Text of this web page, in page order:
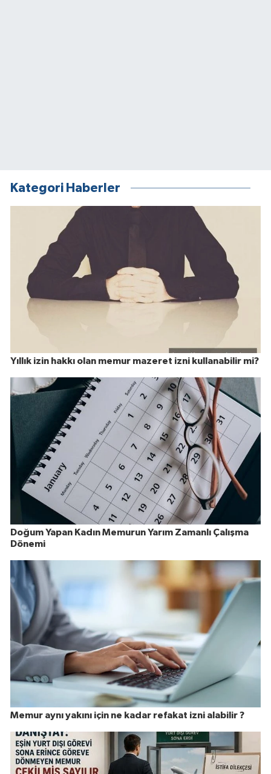
Kategori Haberler
Yıllık izin hakkı olan memur mazeret izni kullanabilir mi?
Doğum Yapan Kadın Memurun Yarım Zamanlı Çalışma
Dönemi
Memur aynı yakını için ne kadar refakat izni alabilir ?